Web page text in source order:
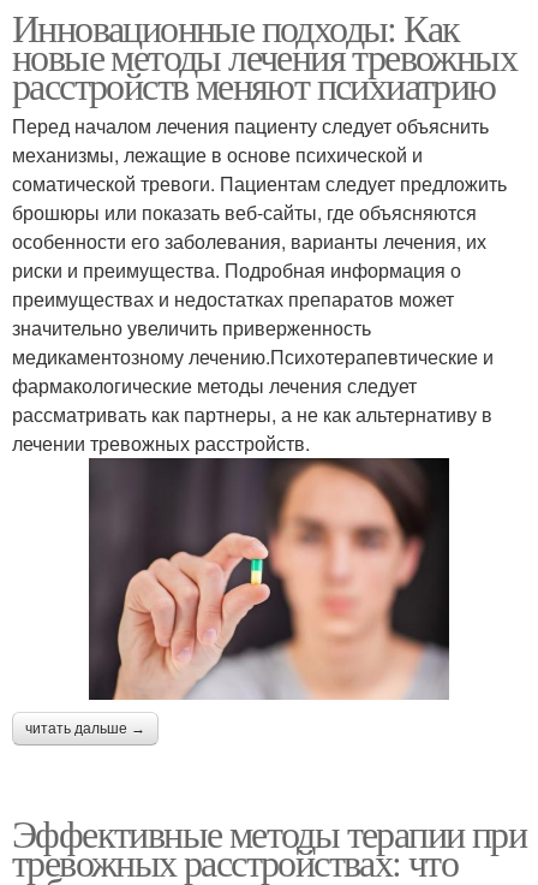
Инновационные подходы: Как
новые методы лечения тревожных
расстройств меняют психиатрию
Перед началом лечения пациенту следует объяснить
механизмы, лежащие в основе психической и
соматической тревоги. Пациентам следует предложить
брошюры или показать веб-сайты, где объясняются
особенности его заболевания, варианты лечения, их
риски и преимущества. Подробная информация о
преимуществах и недостатках препаратов может
значительно увеличить приверженность
медикаментозному лечению.Психотерапевтические и
фармакологические методы лечения следует
рассматривать как партнеры, а не как альтернативу в
лечении тревожных расстройств.
читать дальше →
Эффективные методы терапии при
тревожных расстройствах: что